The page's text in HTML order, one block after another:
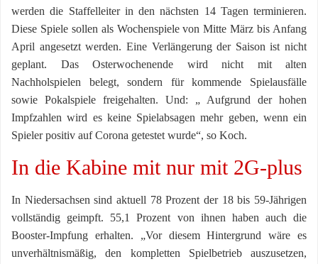
werden die Staffelleiter in den nächsten 14 Tagen terminieren.
Diese Spiele sollen als Wochenspiele von Mitte März bis Anfang
April angesetzt werden. Eine Verlängerung der Saison ist nicht
geplant. Das Osterwochenende wird nicht mit alten
Nachholspielen belegt, sondern für kommende Spielausfälle
sowie Pokalspiele freigehalten. Und: „ Aufgrund der hohen
Impfzahlen wird es keine Spielabsagen mehr geben, wenn ein
Spieler positiv auf Corona getestet wurde“, so Koch.
In die Kabine mit nur mit 2G-plus
In Niedersachsen sind aktuell 78 Prozent der 18 bis 59-Jährigen
vollständig geimpft. 55,1 Prozent von ihnen haben auch die
Booster-Impfung erhalten. „Vor diesem Hintergrund wäre es
unverhältnismäßig, den kompletten Spielbetrieb auszusetzen,